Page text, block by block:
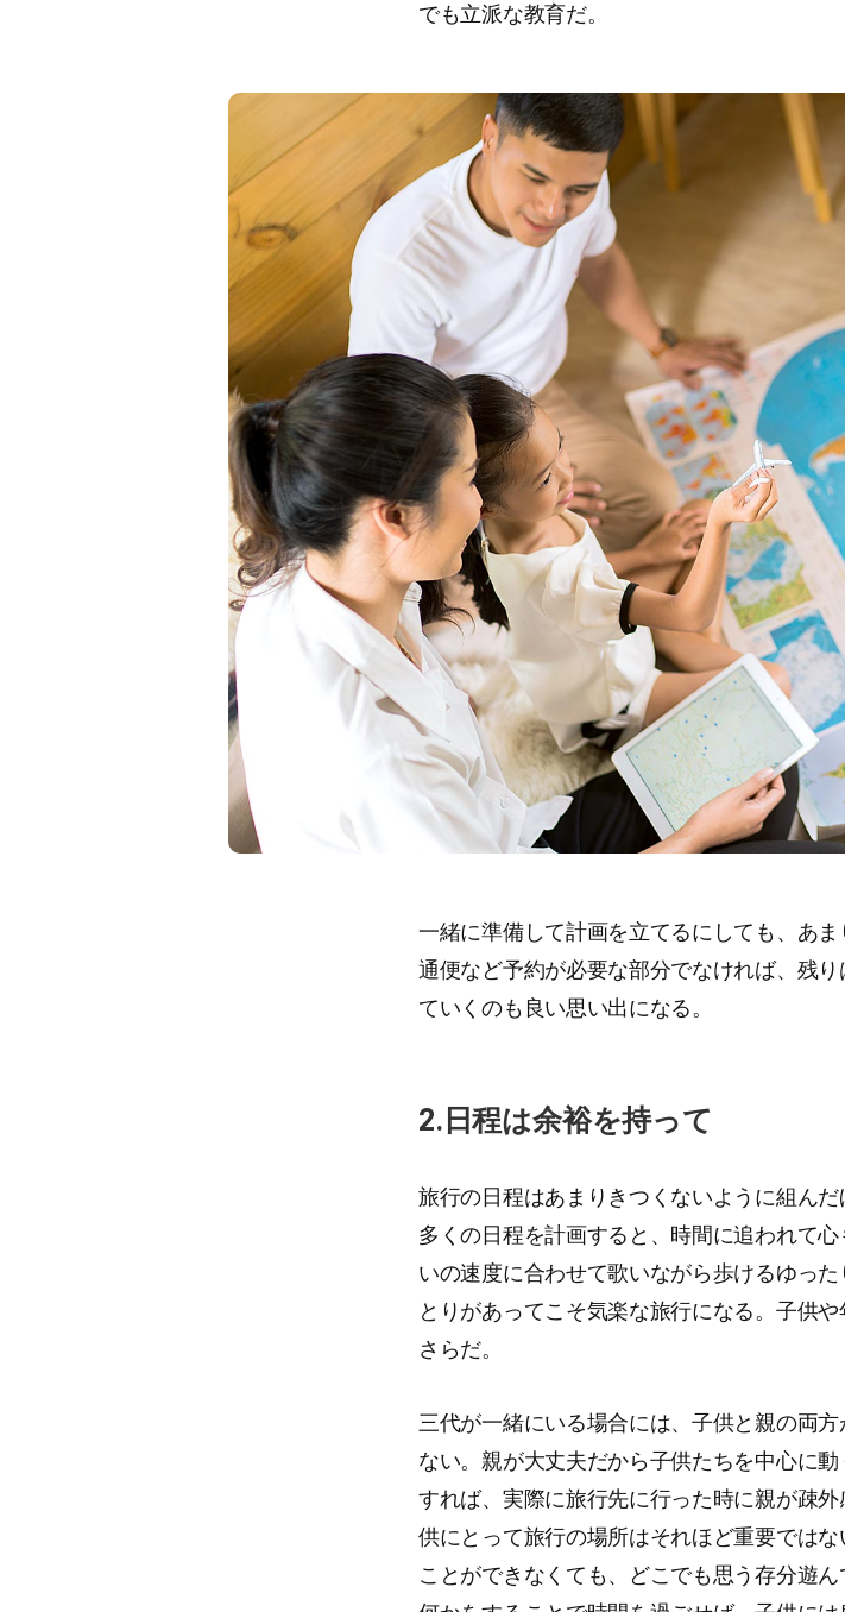
でも立派な教育だ。
一緒に準備して計画を立てるにしても、あ
通便など予約が必要な部分でなければ、残
ていくのも良い思い出になる。
2.日程は余裕を持って
旅行の日程はあまりきつくないように組ん
多くの日程を計画すると、時間に追われて
いの速度に合わせて歌いながら歩けるゆっ
とりがあってこそ気楽な旅行になる。子供
さらだ。
三代が一緒にいる場合には、子供と親の両
ない。親が大丈夫だから子供たちを中心に
すれば、実際に旅行先に行った時に親が疎
供にとって旅行の場所はそれほど重要では
ことができなくても、どこでも思う存分遊